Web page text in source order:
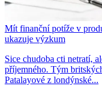
Mít finanční potíže v
ukazuje výzkum
Sice chudoba cti netratí,
příjemného. Tým
Patalayové z londýnské...